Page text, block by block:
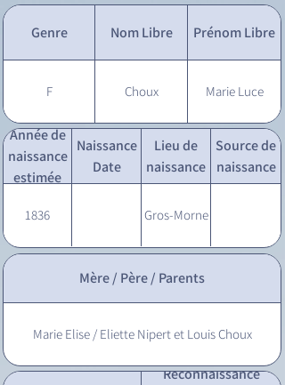
Genre Nom Libre Prénom Libre
F Choux Marie Luce
Année de
naissance
estimée
Naissance
Date
Lieu de
naissance
Source de
naissance
1836 Gros-Morne
Mère / Père / Parents
Marie Elise / Eliette Nipert et Louis Choux
Reconnaissance